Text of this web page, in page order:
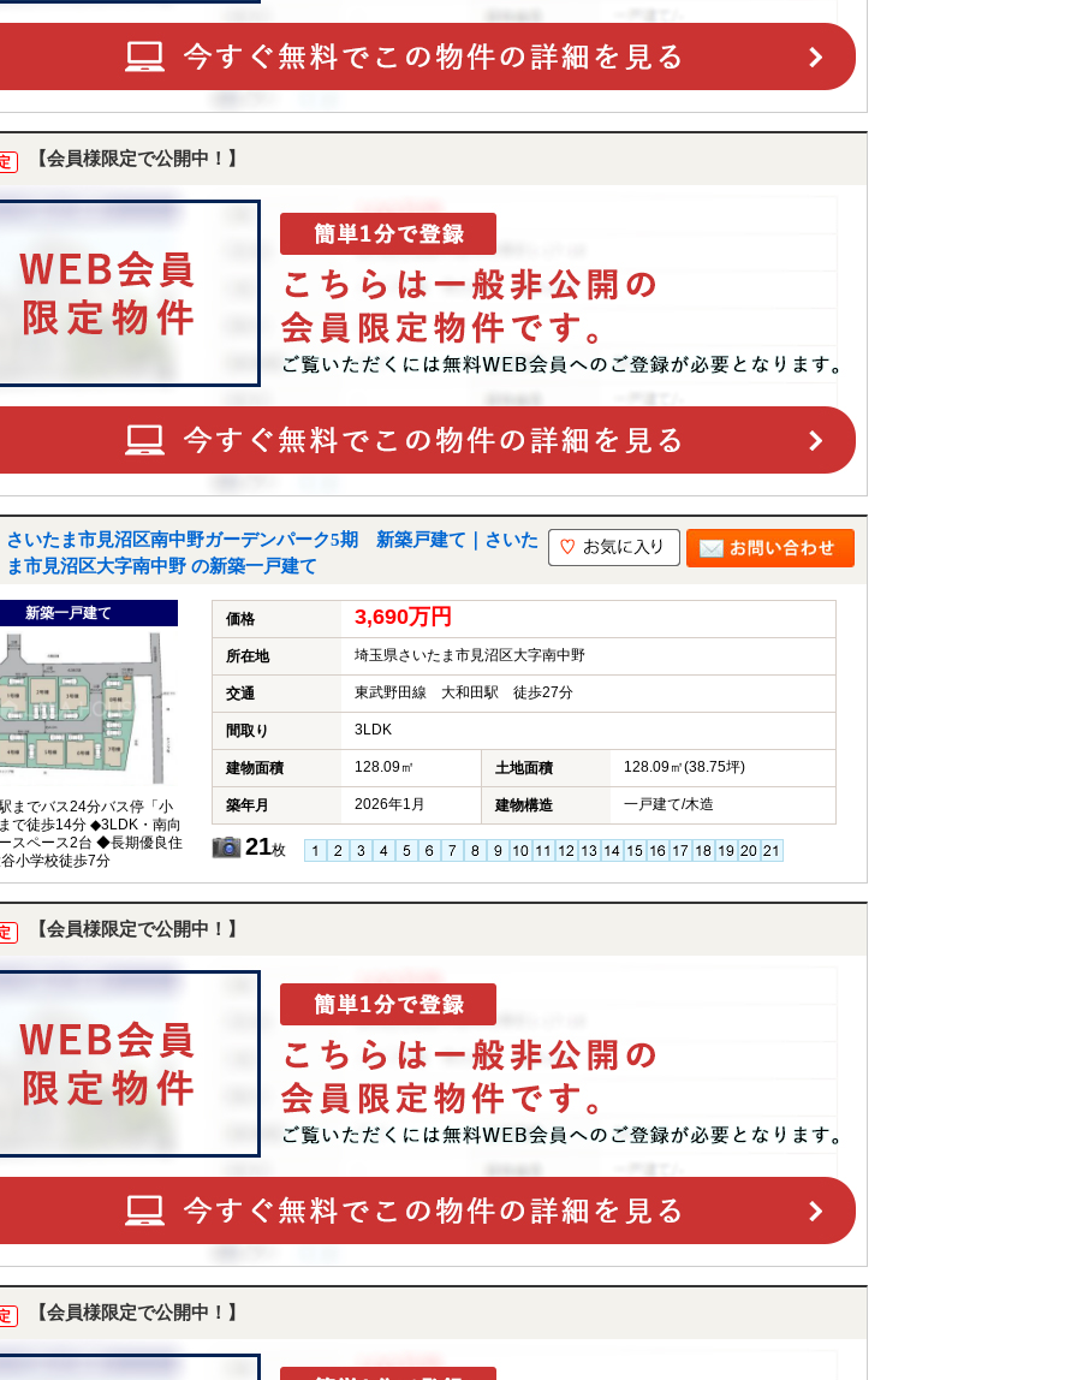
【会員様限定で公開中！】
さいたま市見沼区南中野ガーデンパーク5期 新築戸建て｜さいた
ま市見沼区大字南中野 の新築一戸建て
新築一戸建て
までバス24分バス停「小
で徒歩14分 ◆3LDK・南向
スペース2台 ◆長期優良住
小学校徒歩7分
価格 3,690万円
所在地 埼玉県さいたま市見沼区大字南中野
交通 東武野田線 大和田駅 徒歩27分
間取り 3LDK
建物面積 128.09㎡ 土地面積 128.09㎡(38.75坪)
築年月 2026年1月 建物構造 一戸建て/木造
21枚
【会員様限定で公開中！】
【会員様限定で公開中！】